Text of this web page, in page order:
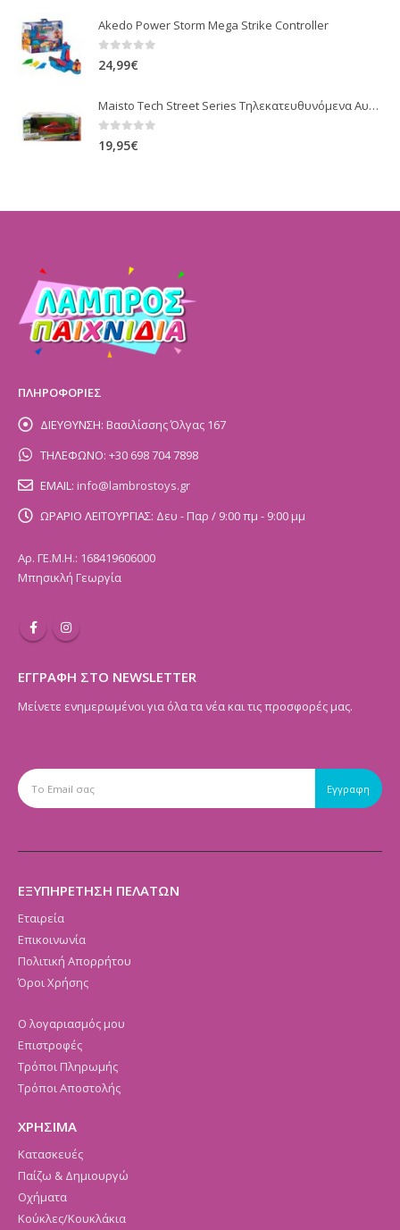
Akedo Power Storm Mega Strike Controller
0 out of 5
24,99€
Maisto Tech Street Series Τηλεκατευθυνόμενα Αυτοκίνητα 1:24 81018
0 out of 5
19,95€
ΠΛΗΡΟΦΟΡΙΕΣ
ΔΙΕΥΘΥΝΣΗ: Βασιλίσσης Όλγας 167
ΤΗΛΕΦΩΝΟ: +30 698 704 7898
EMAIL: info@lambrostoys.gr
ΩΡΑΡΙΟ ΛΕΙΤΟΥΡΓΙΑΣ: Δευ - Παρ / 9:00 πμ - 9:00 μμ
Αρ. ΓΕ.Μ.Η.: 168419606000
Μπησικλή Γεωργία
ΕΓΓΡΑΦΗ ΣΤΟ NEWSLETTER
Μείνετε ενημερωμένοι για όλα τα νέα και τις προσφορές μας.
ΕΞΥΠΗΡΕΤΗΣΗ ΠΕΛΑΤΩΝ
Εταιρεία
Επικοινωνία
Πολιτική Απορρήτου
Όροι Χρήσης
Ο λογαριασμός μου
Επιστροφές
Τρόποι Πληρωμής
Τρόποι Αποστολής
ΧΡΗΣΙΜΑ
Κατασκευές
Παίζω & Δημιουργώ
Οχήματα
Κούκλες/Κουκλάκια